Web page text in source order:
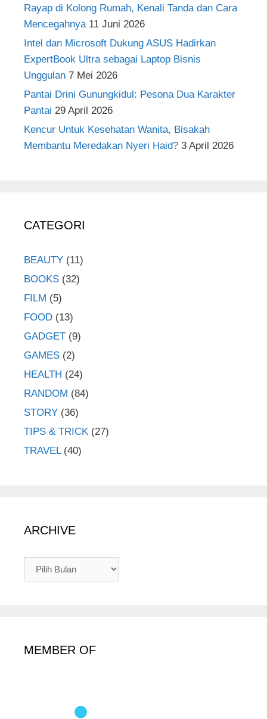
Rayap di Kolong Rumah, Kenali Tanda dan Cara
Mencegahnya 11 Juni 2026
Intel dan Microsoft Dukung ASUS Hadirkan
ExpertBook Ultra sebagai Laptop Bisnis
Unggulan 7 Mei 2026
Pantai Drini Gunungkidul: Pesona Dua Karakter
Pantai 29 April 2026
Kencur Untuk Kesehatan Wanita, Bisakah
Membantu Meredakan Nyeri Haid? 3 April 2026
CATEGORI
BEAUTY (11)
BOOKS (32)
FILM (5)
FOOD (13)
GADGET (9)
GAMES (2)
HEALTH (24)
RANDOM (84)
STORY (36)
TIPS & TRICK (27)
TRAVEL(40)
ARCHIVE
ARCHIVE
MEMBER OF